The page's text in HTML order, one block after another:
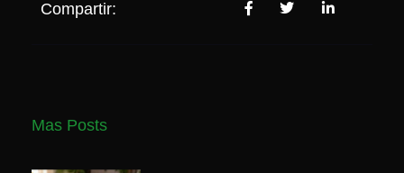
Compartir:
Mas Posts